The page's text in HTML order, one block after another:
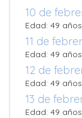
10 de
Edad: 49
11 de
Edad: 49
12 de
Edad: 49
13 de
Edad: 49